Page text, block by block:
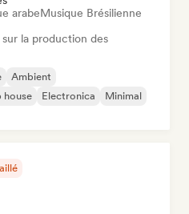
arabeMusique Brésilienne
la production des
Ambient
house Electronica
Minimal